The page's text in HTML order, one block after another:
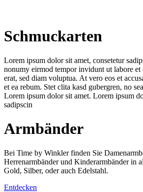
Schmuckarten
Lorem ipsum dolor sit amet, consetetur
nonumy eirmod tempor invidunt ut labore
erat, sed diam voluptua. At vero eos et
et ea rebum. Stet clita kasd gubergren, no
Lorem ipsum dolor sit amet. Lorem ipsum
sadipscin
Armbänder
Bei Time by Winkler finden Sie
Herrenarmbänder und Kinderarmbänder in
Gold, Silber, oder auch Edelstahl.
Entdecken